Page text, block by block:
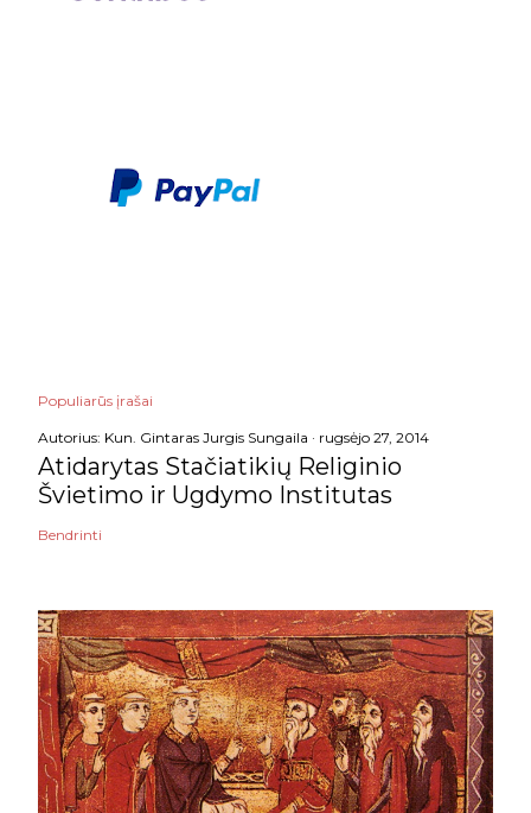
Populiarūs įrašai
Autorius: Kun. Gintaras Jurgis Sungaila rugsėjo 27, 2014
Atidarytas Stačiatikių Religinio
Švietimo ir Ugdymo Institutas
Bendrinti